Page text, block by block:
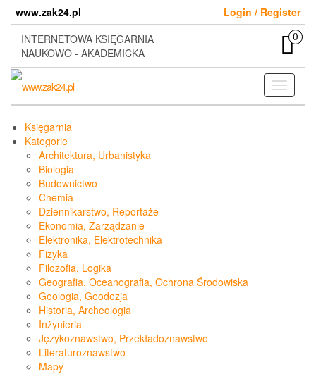
content
www.zak24.pl
Login / Register
INTERNETOWA KSIĘGARNIA
NAUKOWO - AKADEMICKA
0
Toggle
Księgarnia
Kategorie
Architektura, Urbanistyka
Biologia
Budownictwo
Chemia
Dziennikarstwo, Reportaże
Ekonomia, Zarządzanie
Elektronika, Elektrotechnika
Fizyka
Filozofia, Logika
Geografia, Oceanografia, Ochrona Środowiska
Geologia, Geodezja
Historia, Archeologia
Inżynieria
Językoznawstwo, Przekładoznawstwo
Literaturoznawstwo
Mapy